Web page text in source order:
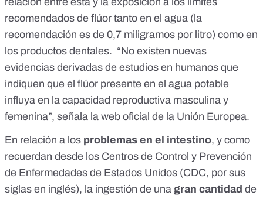
recomendados de flúor tanto en el agua (la
recomendación es de 0,7 miligramos por litro) como en
los productos dentales. “No existen nuevas
evidencias derivadas de estudios en humanos que
indiquen que el flúor presente en el agua potable
influya en la capacidad reproductiva masculina y
femenina”, señala la web oficial de la Unión Europea.
En relación a los problemas en el intestino, y como
recuerdan desde los Centros de Control y Prevención
de Enfermedades de Estados Unidos (CDC, por sus
siglas en inglés), la ingestión de una gran cantidad de